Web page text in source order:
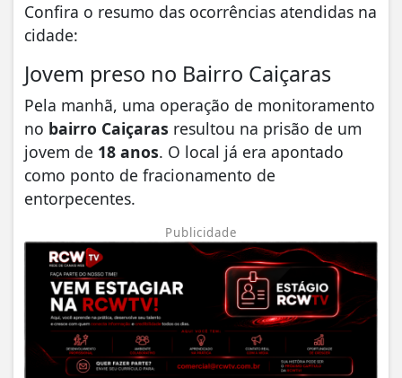
Confira o resumo das ocorrências atendidas na
cidade:
Jovem preso no Bairro Caiçaras
Pela manhã, uma operação de monitoramento
no bairro Caiçaras resultou na prisão de um
jovem de 18 anos. O local já era apontado
como ponto de fracionamento de
entorpecentes.
Publicidade